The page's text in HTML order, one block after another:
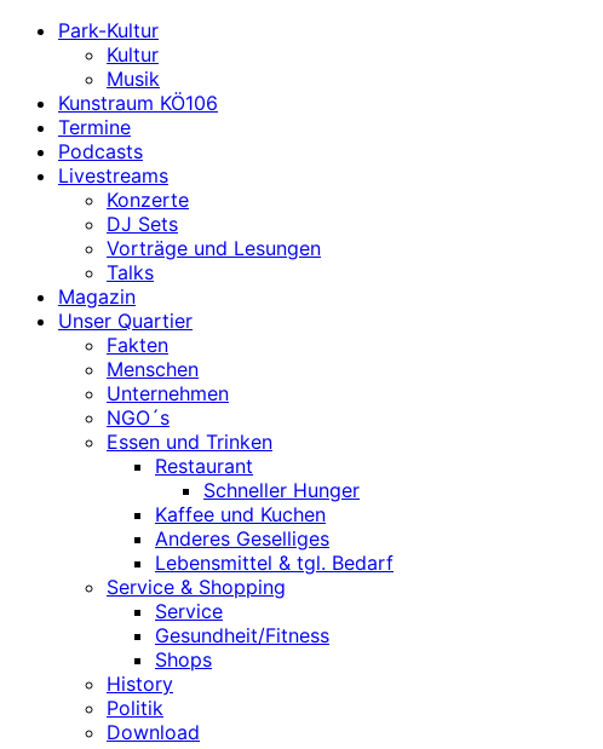
Park-Kultur
Kultur
Musik
Kunstraum KÖ106
Termine
Podcasts
Livestreams
Konzerte
DJ Sets
Vorträge und Lesungen
Talks
Magazin
Unser Quartier
Fakten
Menschen
Unternehmen
NGO´s
Essen und Trinken
Restaurant
Schneller Hunger
Kaffee und Kuchen
Anderes Geselliges
Lebensmittel & tgl. Bedarf
Service & Shopping
Service
Gesundheit/Fitness
Shops
History
Politik
Download